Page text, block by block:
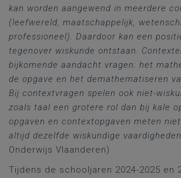
kan worden aangewend in meerdere
(leefwereld, maatschappelijk,
professioneel). Daardoor kan een
tegenover wiskunde ontstaan.
bijkomende aandacht vragen: het
de opgave en het demathematiseren
Bij contextvragen spelen ook niet-
zoals taal een grotere rol dan bij kale
opgaven en contextopgaven meten
altijd dezelfde wiskundige
Onderwijs Vlaanderen)
Tijdens de schooljaren 2024-2025 en